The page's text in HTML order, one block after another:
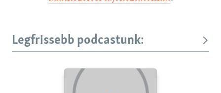
Legfrissebb podcastunk: